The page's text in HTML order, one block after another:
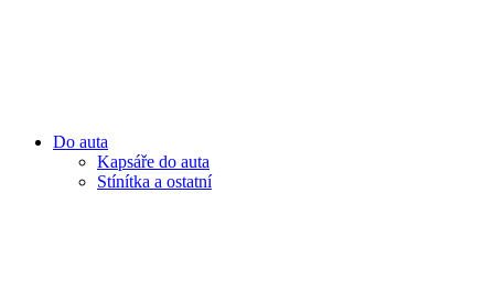
Do auta
Kapsáře do auta
Stínítka a ostatní